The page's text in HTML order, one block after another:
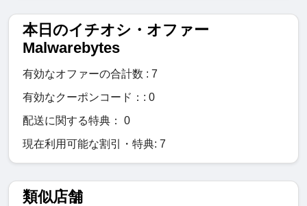
本日のイチオシ・オファー
Malwarebytes
有効なオファーの合計数 : 7
有効なクーポンコード：: 0
配送に関する特典： 0
現在利用可能な割引・特典: 7
類似店舗